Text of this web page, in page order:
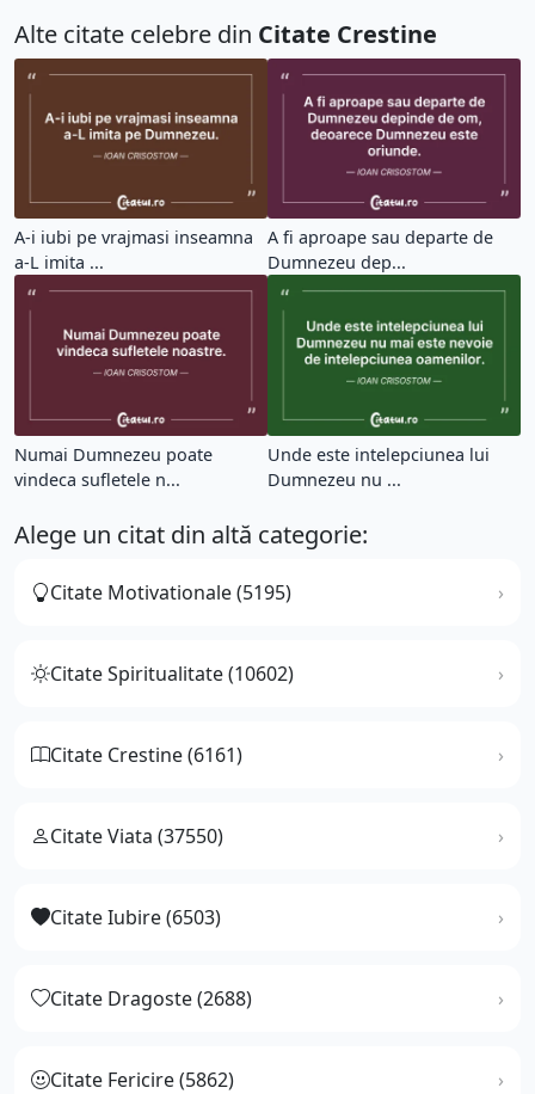
Alte citate celebre din Citate Crestine
A-i iubi pe vrajmasi inseamna
a-L imita ...
A fi aproape sau departe de
Dumnezeu dep...
Numai Dumnezeu poate
vindeca sufletele n...
Unde este intelepciunea lui
Dumnezeu nu ...
Alege un citat din altă categorie:
Citate Motivationale (5195)
Citate Spiritualitate (10602)
Citate Crestine (6161)
Citate Viata (37550)
Citate Iubire (6503)
Citate Dragoste (2688)
Citate Fericire (5862)